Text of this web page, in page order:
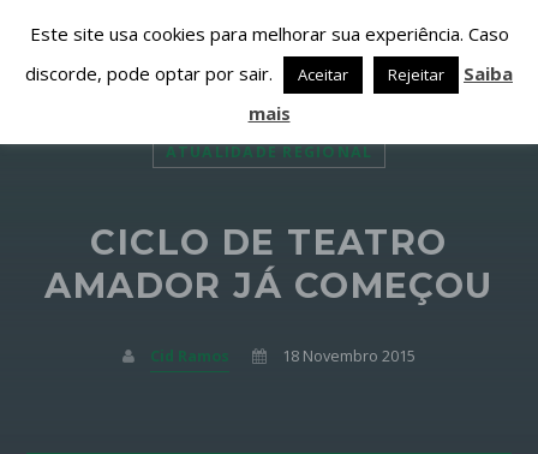
PESQUISAR NESTE WEBSITE:
PARTILHAR ESTA PÁGINA EM:
Twitter
ATUALIDADE REGIONAL
CICLO DE TEATRO
AMADOR JÁ COMEÇOU
Cid Ramos 18 Novembro 2015
Este site usa cookies para melhorar sua experiência. Caso
discorde, pode optar por sair.
Aceitar Rejeitar
Saiba
mais